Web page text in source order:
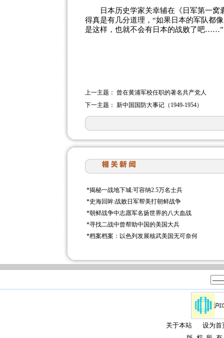
日本历史学家关幸辅在《日军第一窝
得真是有几分道理，“如果日本的军队都
是这样，也就不会有日本的战败了吧
上一主题： 曾在黄浦军校任职的著名共产党人
下一主题： 新中国国防大事记（1949-1954）
*揭秘一战地下城:可容纳2.5万名士兵
*史海回眸:战败日军帮美打朝鲜战争
*朝鲜战争中志愿军名扬世界的八大血战
*寻找二战中曾帮助中国的美国大兵
*档案档案：以色列发展核武美国无可奈何